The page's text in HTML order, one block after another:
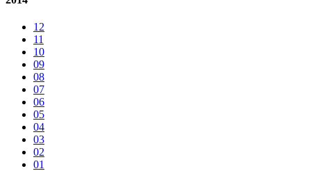
12
11
10
09
08
07
06
05
04
03
02
01